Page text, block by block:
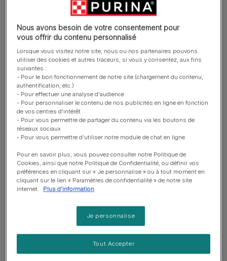
Aide à soutenir une peau et un pelage sains grâce
aux acides gras Oméga 3 et 6.
Aide à maintenir une bonne hygiène bucco-dentaire.
En savoir plus
Présentation du produit
Ingrédients et nutrition
Guide d’alimentation
%Aucun avis publiés
Nous avons besoin de votre consentement pour
vous offrir du contenu personnalisé
Lorsque vous visitez notre site, nous ou nos partenaires pouvons
utiliser des cookies et autres traceurs, si vous y consentez, aux fins
suivantes :
- Pour le bon fonctionnement de notre site (chargement du contenu,
authentification, etc.)
- Pour effectuer une analyse d'audience
- Pour personnaliser le contenu de nos publicités en ligne en fonction
de vos centres d'intérêt
- Pour vous permettre de partager du contenu via les boutons de
réseaux sociaux
- Pour vous permettre d'utiliser notre module de chat en ligne
Pour en savoir plus, vous pouvez consulter notre Politique de
Cookies, ainsi que notre Politique de Confidentialité, ou définir vos
préférences en cliquant sur « Je personnalise » ou à tout moment en
cliquant sur le lien « Paramètres de confidentialité » de notre site
internet.
Plus d'information
Je personnalise
Tout Accepter